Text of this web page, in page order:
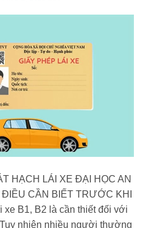
HẠCH LÁI XE ĐẠI HỌC AN
CẦN BIẾT TRƯỚC KHI
xe B1, B2 là cần thiết đối với
nhiên nhiều người thường